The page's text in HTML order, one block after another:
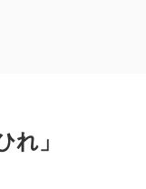
れ」